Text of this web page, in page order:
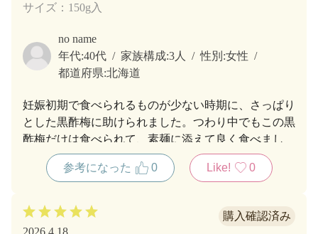
サイズ：150g入
no name
年代:40代 家族構成:3人 性別:女性
都道府県:北海道
妊娠初期で食べられるものが少ない時期に、さっぱり
とした黒酢梅に助けられました。つわり中でもこの黒
酢梅だけは食べられて、素麺に添えて良く食べまし
た。しょっぱいものが喉を通らなかったのですが、黒
酢梅は塩分が少なく、梅の旨味が強いのでとても美味
参考になった 0 Like! 0
2026.4.18